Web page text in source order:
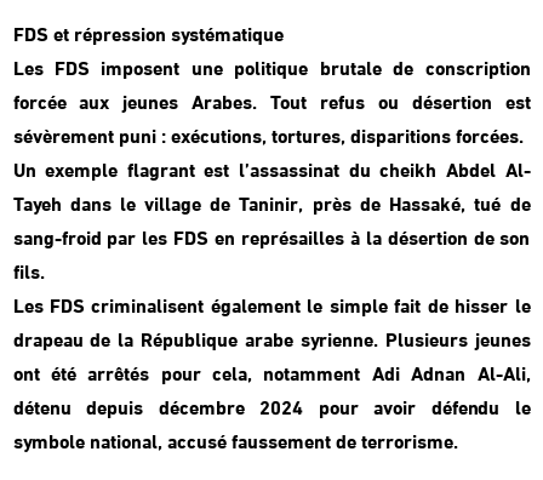
FDS et répression systématique
Les FDS imposent une politique brutale de conscription
forcée aux jeunes Arabes. Tout refus ou désertion est
sévèrement puni : exécutions, tortures, disparitions forcées.
Un exemple flagrant est l’assassinat du cheikh Abdel Al-
Tayeh dans le village de Taninir, près de Hassaké, tué de
sang-froid par les FDS en représailles à la désertion de son
fils.
Les FDS criminalisent également le simple fait de hisser le
drapeau de la République arabe syrienne. Plusieurs jeunes
ont été arrêtés pour cela, notamment Adi Adnan Al-Ali,
détenu depuis décembre 2024 pour avoir défendu le
symbole national, accusé faussement de terrorisme.